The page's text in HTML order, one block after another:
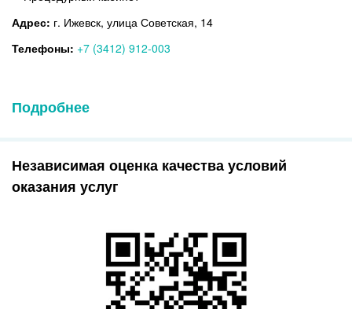
Адрес: г. Ижевск, улица Советская, 14
Телефоны: +7 (3412) 912-003
Подробнее
Независимая оценка качества условий
оказания услуг